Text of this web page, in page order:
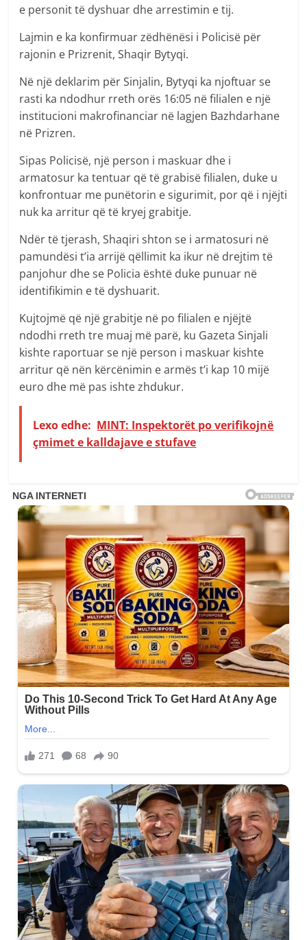
e personit të dyshuar dhe arrestimin e tij.
Lajmin e ka konfirmuar zëdhënësi i Policisë për
rajonin e Prizrenit, Shaqir Bytyqi.
Në një deklarim për Sinjalin, Bytyqi ka njoftuar se
rasti ka ndodhur rreth orës 16:05 në filialen e një
institucioni makrofinanciar në lagjen Bazhdarhane
në Prizren.
Sipas Policisë, një person i maskuar dhe i
armatosur ka tentuar që të grabisë filialen, duke u
konfrontuar me punëtorin e sigurimit, por që i njëjti
nuk ka arritur që të kryej grabitje.
Ndër të tjerash, Shaqiri shton se i armatosuri në
pamundësi t’ia arrijë qëllimit ka ikur në drejtim të
panjohur dhe se Policia është duke punuar në
identifikimin e të dyshuarit.
Kujtojmë që një grabitje në po filialen e njëjtë
ndodhi rreth tre muaj më parë, ku Gazeta Sinjali
kishte raportuar se një person i maskuar kishte
arritur që nën kërcënimin e armës t’i kap 10 mijë
euro dhe më pas ishte zhdukur.
Lexo edhe: MINT: Inspektorët po verifikojnë
çmimet e kalldajave e stufave